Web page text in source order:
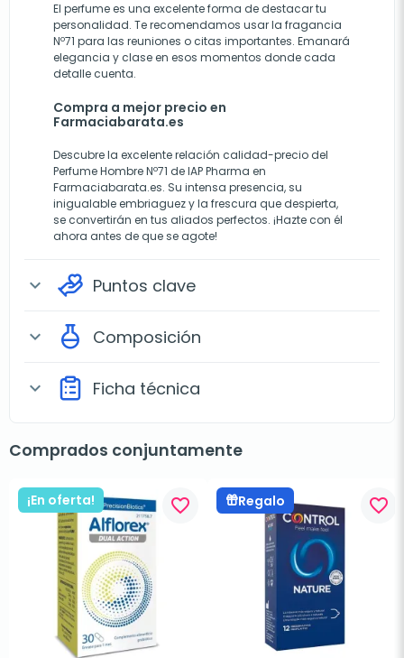
El perfume es una excelente forma de destacar tu
personalidad. Te recomendamos usar la fragancia
Nº71 para las reuniones o citas importantes. Emanará
elegancia y clase en esos momentos donde cada
detalle cuenta.
Compra a mejor precio en
Farmaciabarata.es
Descubre la excelente relación calidad-precio del
Perfume Hombre Nº71 de IAP Pharma en
Farmaciabarata.es. Su intensa presencia, su
inigualable embriaguez y la frescura que despierta,
se convertirán en tus aliados perfectos. ¡Hazte con él
ahora antes de que se agote!
expand_more Puntos clave
expand_more Composición
expand_more Ficha técnica
Comprados conjuntamente
¡En oferta! favorite_border Regalo favorite_border